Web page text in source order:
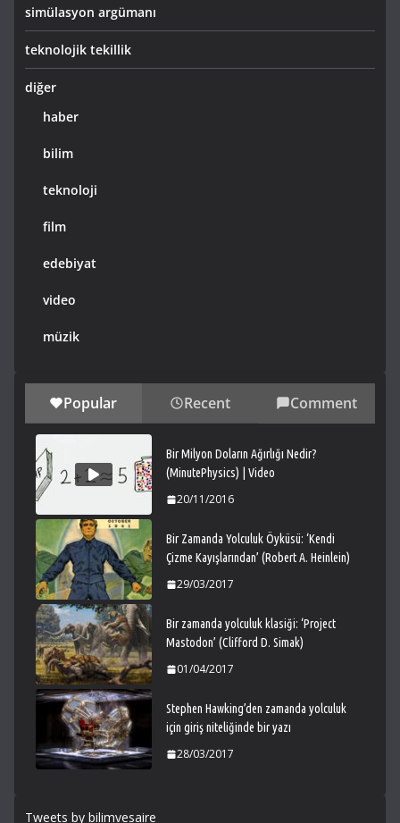
simülasyon argümanı
teknolojik tekillik
diğer
haber
bilim
teknoloji
film
edebiyat
video
müzik
Popular Recent Comment
Bir Milyon Doların Ağırlığı Nedir?
(MinutePhysics) | Video
20/11/2016
Bir Zamanda Yolculuk Öyküsü: ‘Kendi
Çizme Kayışlarından’ (Robert A. Heinlein)
29/03/2017
Bir zamanda yolculuk klasiği: ‘Project
Mastodon’ (Clifford D. Simak)
01/04/2017
Stephen Hawking’den zamanda yolculuk
için giriş niteliğinde bir yazı
28/03/2017
Tweets by bilimvesaire